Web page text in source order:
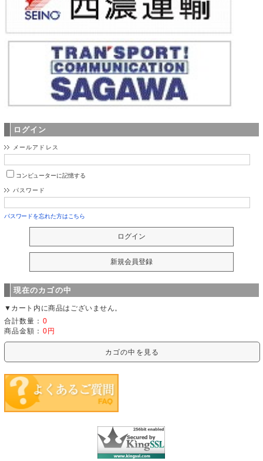
ログイン
メールアドレス
コンピューターに記憶する
パスワード
パスワードを忘れた方はこちら
現在のカゴの中
▼カート内に商品はございません。
合計数量： 0
商品金額： 0円
カゴの中を見る